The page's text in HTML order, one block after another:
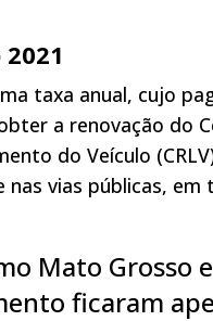
2021
taxa anual, cujo
a renovação do
do Veículo
nas vias públicas,
Mato Grosso
ficaram